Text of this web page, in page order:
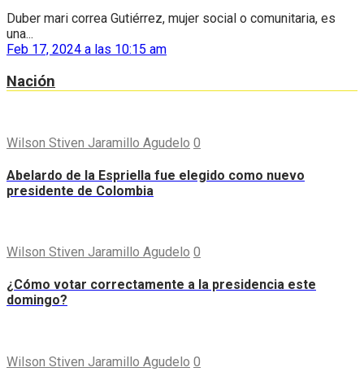
Duber mari correa Gutiérrez, mujer social o comunitaria, es
una...
Feb 17, 2024 a las 10:15 am
Nación
Wilson Stiven Jaramillo Agudelo 0
Abelardo de la Espriella fue elegido como nuevo
presidente de Colombia
Wilson Stiven Jaramillo Agudelo 0
¿Cómo votar correctamente a la presidencia este
domingo?
Wilson Stiven Jaramillo Agudelo 0